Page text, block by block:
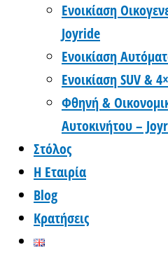
Ενοικίαση
Joyride
Ενοικίαση
Ενοικίαση SUV &
Φθηνή &
Αυτοκινήτου –
Στόλος
Η Εταιρία
Blog
Κρατήσεις